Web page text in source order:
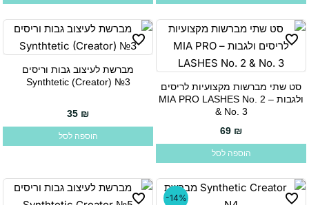
סט שתי מברשות מקצועיות לריסים
ולגבות – MIA PRO LASHES No. 2
& No. 3
69 ₪
הוספה לסל
מברשת לעיצוב גבות וריסים
Synthtetic (Creator) №3
35 ₪
הוספה לסל
-14%